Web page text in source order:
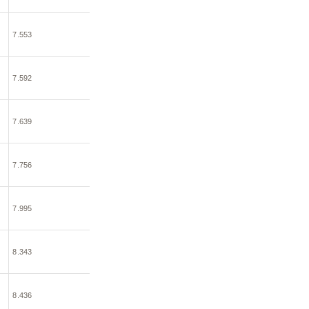
7.553
7.592
7.639
7.756
7.995
8.343
8.436